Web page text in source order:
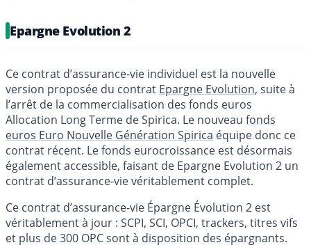
Epargne Evolution 2
Ce contrat d’assurance-vie individuel est la nouvelle
version proposée du contrat Epargne Evolution, suite à
l’arrêt de la commercialisation des fonds euros
Allocation Long Terme de Spirica. Le nouveau fonds
euros Euro Nouvelle Génération Spirica équipe donc ce
contrat récent. Le fonds eurocroissance est désormais
également accessible, faisant de Epargne Evolution 2 un
contrat d’assurance-vie véritablement complet.
Ce contrat d’assurance-vie Épargne Évolution 2 est
véritablement à jour : SCPI, SCI, OPCI, trackers, titres vifs
et plus de 300 OPC sont à disposition des épargnants.